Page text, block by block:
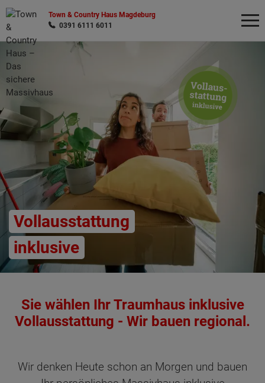
Town & Country Haus Magdeburg
0391 6111 6011
Vollausstattung
inklusive
Sie wählen Ihr Traumhaus inklusive
Vollausstattung - Wir bauen regional.
Wir denken Heute schon an Morgen und bauen
Wonach möchten Sie suchen?